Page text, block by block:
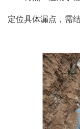
定位具体漏点，需